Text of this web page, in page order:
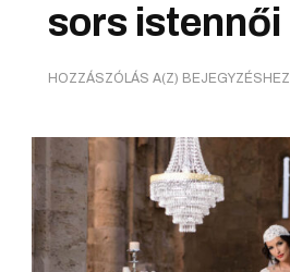
sors istennői
HOZZÁSZÓLÁS A(Z) NORNÁK,
SORS
ISTENNŐI
BEJEGYZÉSHEZ